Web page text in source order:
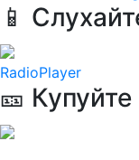
📱
RadioPlayer
🎫